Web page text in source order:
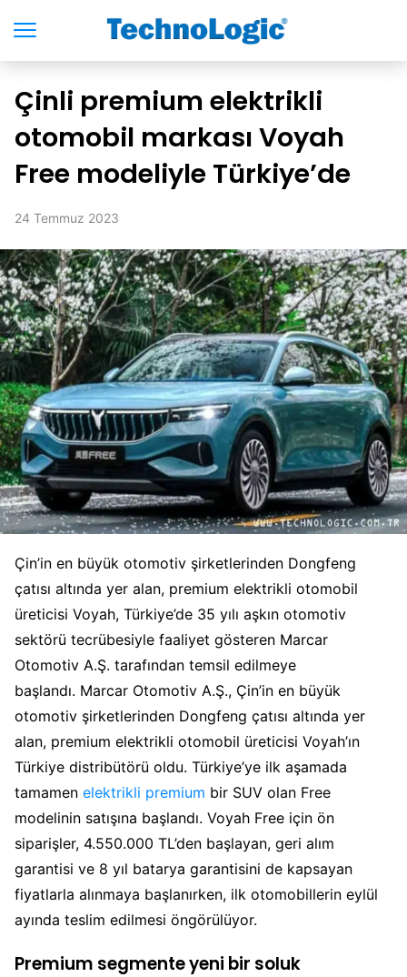
Çinli premium elektrikli
otomobil markası Voyah
Free modeliyle Türkiye’de
24 Temmuz 2023
Çin’in en büyük otomotiv şirketlerinden Dongfeng
çatısı altında yer alan, premium elektrikli otomobil
üreticisi Voyah, Türkiye’de 35 yılı aşkın otomotiv
sektörü tecrübesiyle faaliyet gösteren Marcar
Otomotiv A.Ş. tarafından temsil edilmeye
başlandı. Marcar Otomotiv A.Ş., Çin’in en büyük
otomotiv şirketlerinden Dongfeng çatısı altında yer
alan, premium elektrikli otomobil üreticisi Voyah’ın
Türkiye distribütörü oldu. Türkiye’ye ilk aşamada
tamamen elektrikli premium bir SUV olan Free
modelinin satışına başlandı. Voyah Free için ön
siparişler, 4.550.000 TL’den başlayan, geri alım
garantisi ve 8 yıl batarya garantisini de kapsayan
fiyatlarla alınmaya başlanırken, ilk otomobillerin eylül
ayında teslim edilmesi öngörülüyor.
Premium segmente yeni bir soluk